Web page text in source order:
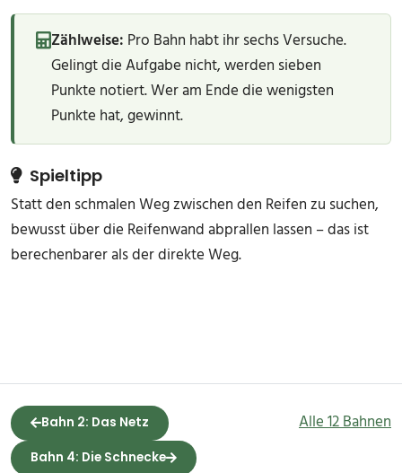
Zählweise: Pro Bahn habt ihr sechs Versuche.
Gelingt die Aufgabe nicht, werden sieben
Punkte notiert. Wer am Ende die wenigsten
Punkte hat, gewinnt.
Spieltipp
Statt den schmalen Weg zwischen den Reifen zu suchen,
bewusst über die Reifenwand abprallen lassen – das ist
berechenbarer als der direkte Weg.
Bahn 2: Das Netz Alle 12 Bahnen
Bahn 4: Die Schnecke